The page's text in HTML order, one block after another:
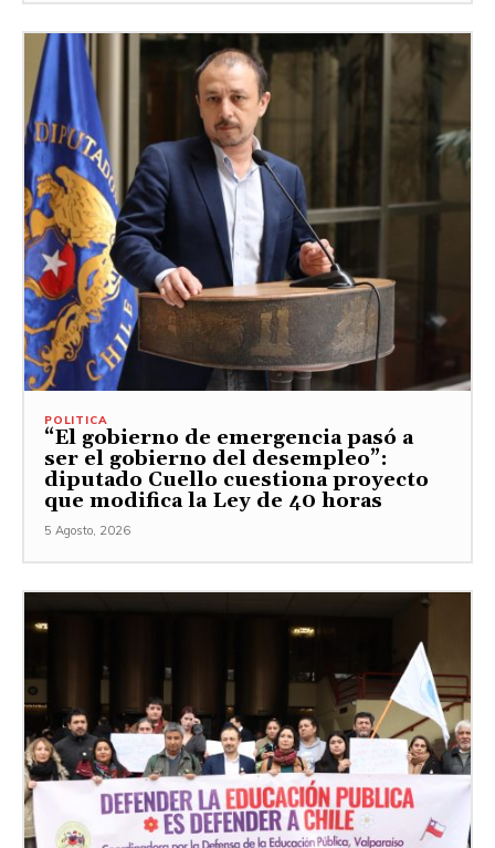
POLITICA
“El gobierno de emergencia pasó a
ser el gobierno del desempleo”:
diputado Cuello cuestiona proyecto
que modifica la Ley de 40 horas
5 Agosto, 2026